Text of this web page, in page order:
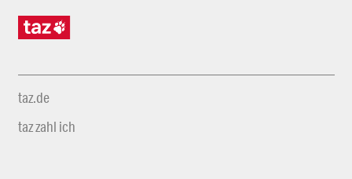
taz.de
taz zahl ich